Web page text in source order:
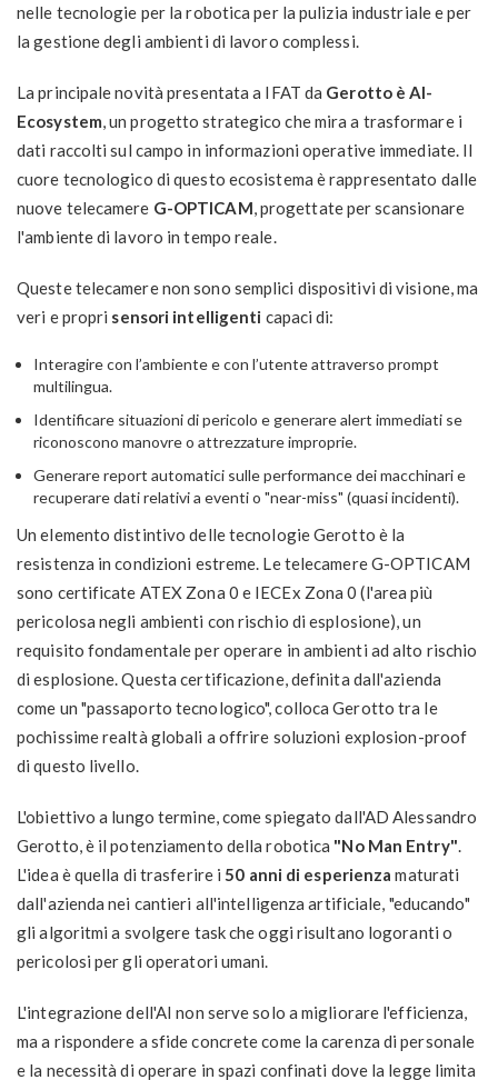
nelle tecnologie per la robotica per la pulizia industriale e per
la gestione degli ambienti di lavoro complessi.
La principale novità presentata a IFAT da Gerotto è AI-
Ecosystem, un progetto strategico che mira a trasformare i
dati raccolti sul campo in informazioni operative immediate. Il
cuore tecnologico di questo ecosistema è rappresentato dalle
nuove telecamere G-OPTICAM, progettate per scansionare
l'ambiente di lavoro in tempo reale.
Queste telecamere non sono semplici dispositivi di visione, ma
veri e propri sensori intelligenti capaci di:
Interagire con l’ambiente e con l’utente attraverso prompt
multilingua.
Identificare situazioni di pericolo e generare alert immediati se
riconoscono manovre o attrezzature improprie.
Generare report automatici sulle performance dei macchinari e
recuperare dati relativi a eventi o "near-miss" (quasi incidenti).
Un elemento distintivo delle tecnologie Gerotto è la
resistenza in condizioni estreme. Le telecamere G-OPTICAM
sono certificate ATEX Zona 0 e IECEx Zona 0 (l'area più
pericolosa negli ambienti con rischio di esplosione), un
requisito fondamentale per operare in ambienti ad alto rischio
di esplosione. Questa certificazione, definita dall'azienda
come un "passaporto tecnologico", colloca Gerotto tra le
pochissime realtà globali a offrire soluzioni explosion-proof
di questo livello.
L'obiettivo a lungo termine, come spiegato dall'AD Alessandro
Gerotto, è il potenziamento della robotica "No Man Entry".
L'idea è quella di trasferire i50 anni di esperienza maturati
dall'azienda nei cantieri all'intelligenza artificiale, "educando"
gli algoritmi a svolgere task che oggi risultano logoranti o
pericolosi per gli operatori umani.
L'integrazione dell'AI non serve solo a migliorare l'efficienza,
ma a rispondere a sfide concrete come la carenza di personale
e la necessità di operare in spazi confinati dove la legge limita